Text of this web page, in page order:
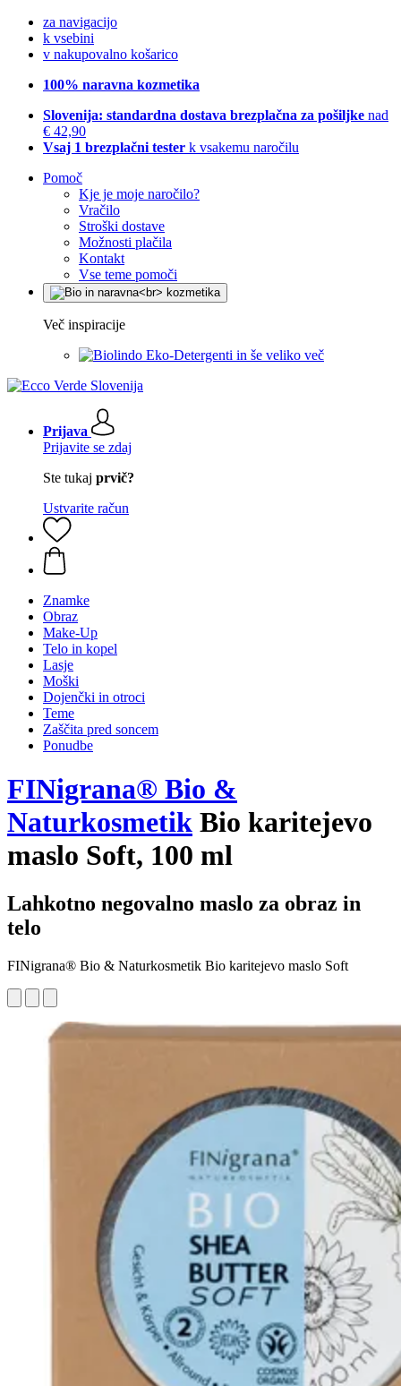
za navigacijo
k vsebini
v nakupovalno košarico
100% naravna kozmetika
Slovenija: standardna dostava brezplačna za pošiljke nad
€ 42,90
Vsaj 1 brezplačni tester k vsakemu naročilu
Pomoč
Kje je moje naročilo?
Vračilo
Stroški dostave
Možnosti plačila
Kontakt
Vse teme pomoči
Več inspiracije
Eko-Detergenti in še veliko več
Prijava
Prijavite se zdaj
Ste tukaj prvič?
Ustvarite račun
Znamke
Obraz
Make-Up
Telo in kopel
Lasje
Moški
Dojenčki in otroci
Teme
Zaščita pred soncem
Ponudbe
FINigrana® Bio &
Naturkosmetik Bio karitejevo
maslo Soft, 100 ml
Lahkotno negovalno maslo za obraz in
telo
FINigrana® Bio & Naturkosmetik Bio karitejevo maslo Soft